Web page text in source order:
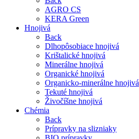
AGRO CS
KERA Green
Hnojivá
Back
Dlhopôsobiace hnojivá
Krištalické hnojivá
Minerálne hnojivá
Organické hnojivá
Organicko-minerálne hnojivá
Tekuté hnojivá
Živočíšne hnojivá
Chémia
Back
Prípravky na slizniaky